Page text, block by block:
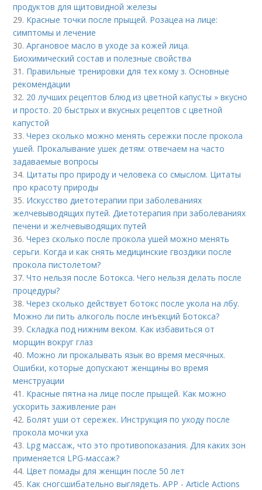
продуктов для щитовидной железы
29. Красные точки после прыщей. Розацеа на лице:
симптомы и лечение
30.Аргановое масло в уходе за кожей лица.
Биохимический состав и полезные свойства
31. Правильные тренировки для тех кому з. Основные
рекомендации
32. 20 лучших рецептов блюд из цветной капусты » вкусно
и просто. 20 быстрых и вкусных рецептов с цветной
капустой
33.Через сколько можно менять сережки после прокола
ушей. Прокалывание ушек детям: отвечаем на часто
задаваемые вопросы
34. Цитаты про природу и человека со смыслом. Цитаты
про красоту природы
35. Искусство диетотерапии при заболеваниях
желчевыводящих путей. Диетотерапия при заболеваниях
печени и желчевыводящих путей
36.Через сколько после прокола ушей можно менять
серьги. Когда и как снять медицинские гвоздики после
прокола пистолетом?
37.Что нельзя после Ботокса. Чего нельзя делать после
процедуры?
38.Через сколько действует ботокс после укола на лбу.
Можно ли пить алкоголь после инъекций Ботокса?
39.Складка под нижним веком. Как избавиться от
морщин вокруг глаз
40. Можно ли прокалывать язык во время месячных.
Ошибки, которые допускают женщины во время
менструации
41. Красные пятна на лице после прыщей. Как можно
ускорить заживление ран
42. Болят уши от сережек. Инструкция по уходу после
прокола мочки уха
43. Lpg массаж, что это противопоказания. Для каких зон
применяется LPG-массаж?
44. Цвет помады для женщин после 50 лет
45. Как сногсшибательно выглядеть. APP - Article Actions